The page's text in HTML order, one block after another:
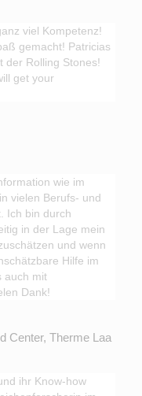
viel Kompetenz!
gemacht! Patricias
der Rolling Stones!
get your
wie im
vielen Berufs- und
Ich bin durch
in der Lage mein
und wenn
Hilfe im
auch mit
Dank!
Center, Therme Laa
ihr Know-how